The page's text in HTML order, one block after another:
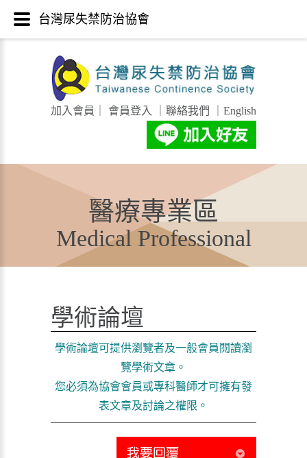
加入會員 會員登入 聯絡我們 English
醫療專業區
Medical Professional
學術論壇
學術論壇可提供瀏覽者及一般會員閱讀瀏
覽學術文章。
您必須為協會會員或專科醫師才可擁有發
表文章及討論之權限。
台灣尿失禁防治協會